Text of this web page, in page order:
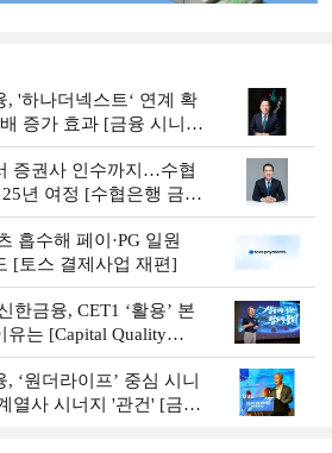
, '하나더넥스트‘ 연계 확
증가 효과 [금융 시니어
증권사 인수까지…수협
년 여정 [수협은행 금융
흡수해 페이·PG 일원
[토스 결제사업 재편]
한금융, CET1 ‘활용’ 본
유는 [Capital Quality
‘원더라이프’ 중심 시니
열사 시너지 '관건' [금융